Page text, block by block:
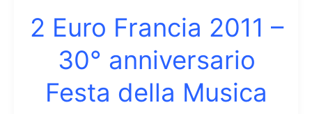
2 Euro Francia 2011 –
30° anniversario
Festa della Musica